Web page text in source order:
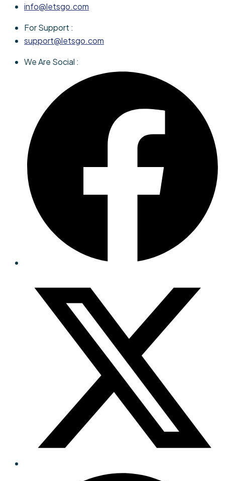
info@letsgo.com
For Support :
support@letsgo.com
We Are Social :